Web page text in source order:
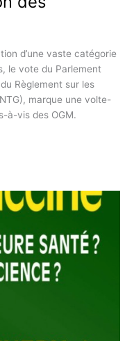
d’une vaste catégorie
le vote du Parlement
Règlement sur les
marque une volte-
à-vis des OGM.